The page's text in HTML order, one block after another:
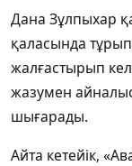
Дана Зұлпыхар
қаласында
жалғастырып
жазумен
шығарады.
Айта кетейік,